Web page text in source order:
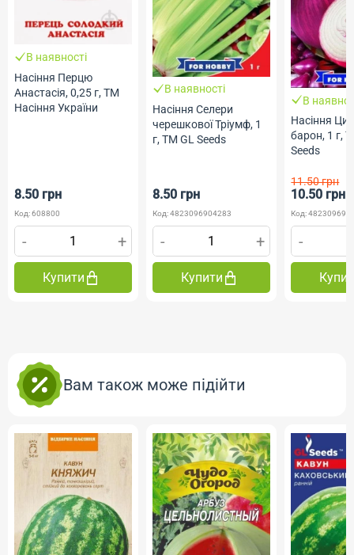
В наявності
Насіння Перцю
Анастасія, 0,25 г, ТМ
Насіння України
8.50 грн
Код: 608800
- +
Купити
В наявності
Насіння Селери
черешкової Тріумф, 1
г, ТМ GL Seeds
8.50 грн
Код: 4823096904283
- +
Купити
В
Насіння
барон, 1 г,
Seeds
11.50 грн
10.50 грн
Код:
-
Вам також може підійти